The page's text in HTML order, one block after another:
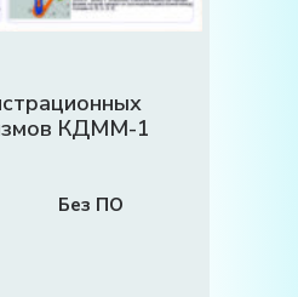
КДММ-1
Без ПО